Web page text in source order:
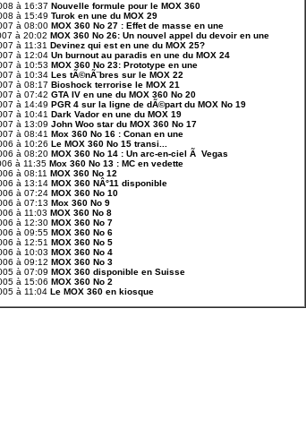
à 16:37 Nouvelle formule pour le MOX 360
à 15:49 Turok en une du MOX 29
à 08:00 MOX 360 No 27 : Effet de masse en une
à 20:02 MOX 360 No 26: Un nouvel appel du devoir en une
à 11:31 Devinez qui est en une du MOX 25?
à 12:04 Un burnout au paradis en une du MOX 24
à 10:53 MOX 360 No 23: Prototype en une
à 10:34 Les tÃ©nÃ¨bres sur le MOX 22
à 08:17 Bioshock terrorise le MOX 21
à 07:42 GTA IV en une du MOX 360 No 20
à 14:49 PGR 4 sur la ligne de dÃ©part du MOX No 19
à 10:41 Dark Vador en une du MOX 19
à 13:09 John Woo star du MOX 360 No 17
à 08:41 Mox 360 No 16 : Conan en une
à 10:26 Le MOX 360 No 15 transi...
à 08:20 MOX 360 No 14 : Un arc-en-ciel Ã Vegas
à 11:35 Mox 360 No 13 : MC en vedette
à 08:11 MOX 360 No 12
à 13:14 MOX 360 NÂ°11 disponible
à 07:24 MOX 360 No 10
à 07:13 Mox 360 No 9
à 11:03 MOX 360 No 8
à 12:30 MOX 360 No 7
à 09:55 MOX 360 No 6
à 12:51 MOX 360 No 5
à 10:03 MOX 360 No 4
à 09:12 MOX 360 No 3
à 07:09 MOX 360 disponible en Suisse
à 15:06 MOX 360 No 2
à 11:04 Le MOX 360 en kiosque